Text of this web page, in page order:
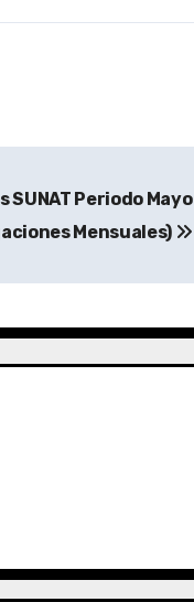
Periodo Mayo
Mensuales)